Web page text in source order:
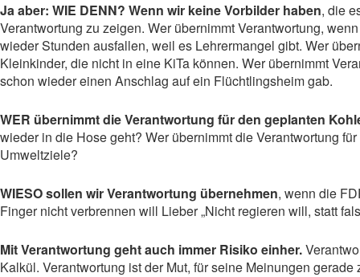
Ja aber: WIE DENN? Wenn wir keine Vorbilder haben, die
Verantwortung zu zeigen. Wer übernimmt Verantwortung,
wieder Stunden ausfallen, weil es Lehrermangel gibt. Wer
Kleinkinder, die nicht in eine KiTa können. Wer übernimmt
schon wieder einen Anschlag auf ein Flüchtlingsheim gab.
WER übernimmt die Verantwortung für den geplanten
wieder in die Hose geht? Wer übernimmt die Verantwortung
Umweltziele?
WIESO sollen wir Verantwortung übernehmen, wenn die
Finger nicht verbrennen will Lieber „Nicht regieren will, statt
Mit Verantwortung geht auch immer Risiko einher.
Kalkül. Verantwortung ist der Mut, für seine Meinungen gerade